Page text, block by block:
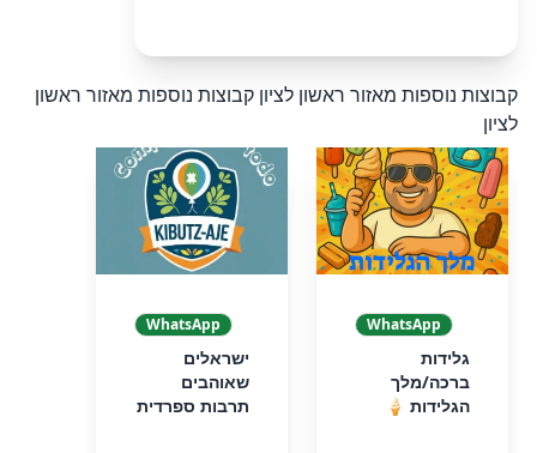
קבוצות נוספות מאזור ראשון לציון קבוצות נוספות מאזור ראשון
לציון
WhatsApp
גלידות
ברכה/מלך
הגלידות 🍦
WhatsApp
ישראלים
שאוהבים
תרבות ספרדית